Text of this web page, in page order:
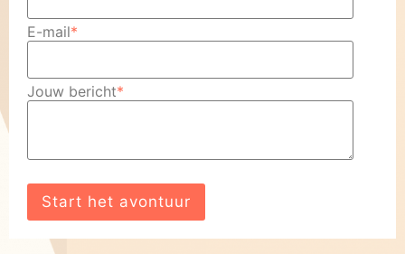
E-mail*
Jouw bericht*